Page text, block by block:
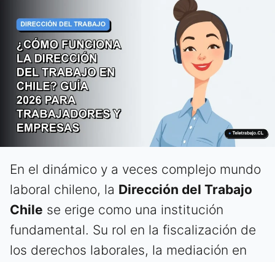
En el dinámico y a veces complejo mundo
laboral chileno, la Dirección del Trabajo
Chile se erige como una institución
fundamental. Su rol en la fiscalización de
los derechos laborales, la mediación en